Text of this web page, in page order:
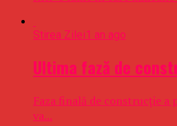
Stirea Zilei1 an ago
Ultima fază de
Faza finală de construcție
va...